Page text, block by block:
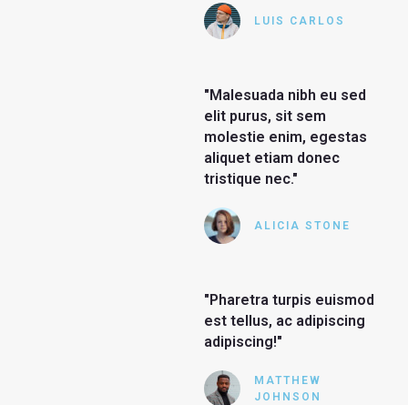
LUIS CARLOS
"Malesuada nibh eu sed
elit purus, sit sem
molestie enim, egestas
aliquet etiam donec
tristique nec."
ALICIA STONE
"Pharetra turpis euismod
est tellus, ac adipiscing
adipiscing!"
MATTHEW
JOHNSON